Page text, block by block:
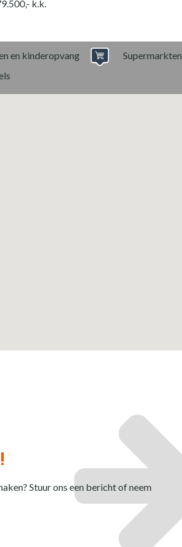
k.k.
en kinderopvang Supermarkten
Stuur ons een bericht of neem